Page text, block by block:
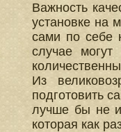
Важность
установке на
сами по себе
случае могут
Из
подготовить
лучше бы не
которая как